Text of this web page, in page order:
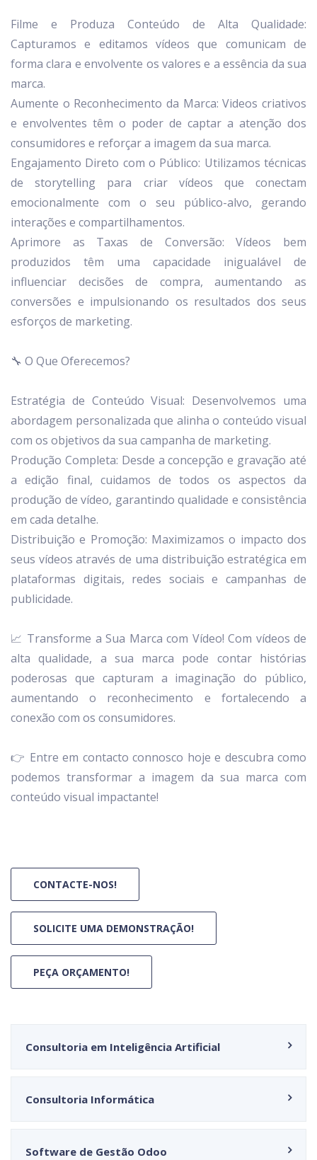
Consultoria em Inteligência Artificial
Consultoria Informática
Software de Gestão Odoo
Filme e Produza Conteúdo de Alta Qualidade:
Capturamos e editamos vídeos que comunicam de
forma clara e envolvente os valores e a essência da sua
marca.
Aumente o Reconhecimento da Marca: Videos criativos
e envolventes têm o poder de captar a atenção dos
consumidores e reforçar a imagem da sua marca.
Engajamento Direto com o Público: Utilizamos técnicas
de storytelling para criar vídeos que conectam
emocionalmente com o seu público-alvo, gerando
interações e compartilhamentos.
Aprimore as Taxas de Conversão: Vídeos bem
produzidos têm uma capacidade inigualável de
influenciar decisões de compra, aumentando as
conversões e impulsionando os resultados dos seus
esforços de marketing.
🔧 O Que Oferecemos?
Estratégia de Conteúdo Visual: Desenvolvemos uma
abordagem personalizada que alinha o conteúdo visual
com os objetivos da sua campanha de marketing.
Produção Completa: Desde a concepção e gravação até
a edição final, cuidamos de todos os aspectos da
produção de vídeo, garantindo qualidade e consistência
em cada detalhe.
Distribuição e Promoção: Maximizamos o impacto dos
seus vídeos através de uma distribuição estratégica em
plataformas digitais, redes sociais e campanhas de
publicidade.
📈 Transforme a Sua Marca com Vídeo! Com vídeos de
alta qualidade, a sua marca pode contar histórias
poderosas que capturam a imaginação do público,
aumentando o reconhecimento e fortalecendo a
conexão com os consumidores.
👉 Entre em contacto connosco hoje e descubra como
podemos transformar a imagem da sua marca com
conteúdo visual impactante!
CONTACTE-NOS!
SOLICITE UMA DEMONSTRAÇÃO!
PEÇA ORÇAMENTO!